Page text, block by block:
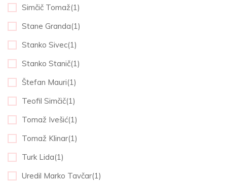
Simčič Tomaž(1)
Stane Granda(1)
Stanko Sivec(1)
Stanko Stanič(1)
Štefan Mauri(1)
Teofil Simčič(1)
Tomaž Ivešić(1)
Tomaž Klinar(1)
Turk Lida(1)
Uredil Marko Tavčar(1)